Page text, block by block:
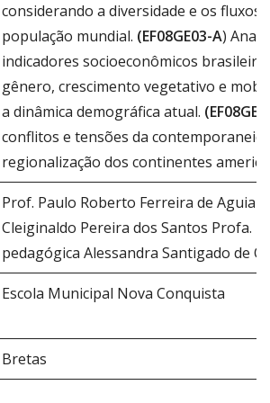
considerando a diversidade e os fluxos
população mundial. (EF08GE03-A)
indicadores socioeconômicos
gênero, crescimento vegetativo e
a dinâmica demográfica atual.
conflitos e tensões da
regionalização dos continentes
Prof. Paulo Roberto Ferreira de Aguiar
Cleiginaldo Pereira dos Santos Profa.
pedagógica Alessandra Santigado de
Escola Municipal Nova Conquista
Bretas